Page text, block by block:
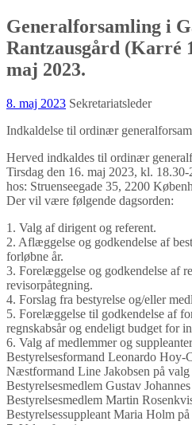
Generalforsamling i
Rantzausgård (Karré
maj 2023.
8. maj 2023 Sekretariatsleder
Indkaldelse til ordinær
Herved indkaldes til ordinær
Tirsdag den 16. maj 2023, kl. 18.30-
hos: Struenseegade 35, 2200
Der vil være følgende dagsorden:
1. Valg af dirigent og referent.
2. Aflæggelse og godkendelse af
forløbne år.
3. Forelæggelse og godkendelse af
revisorpåtegning.
4. Forslag fra bestyrelse og/eller
5. Forelæggelse til godkendelse af
regnskabsår og endeligt budget for
6. Valg af medlemmer og
Bestyrelsesformand Leonardo Hoy-
Næstformand Line Jakobsen på
Bestyrelsesmedlem Gustav
Bestyrelsesmedlem Martin
Bestyrelsessuppleant Maria Holm